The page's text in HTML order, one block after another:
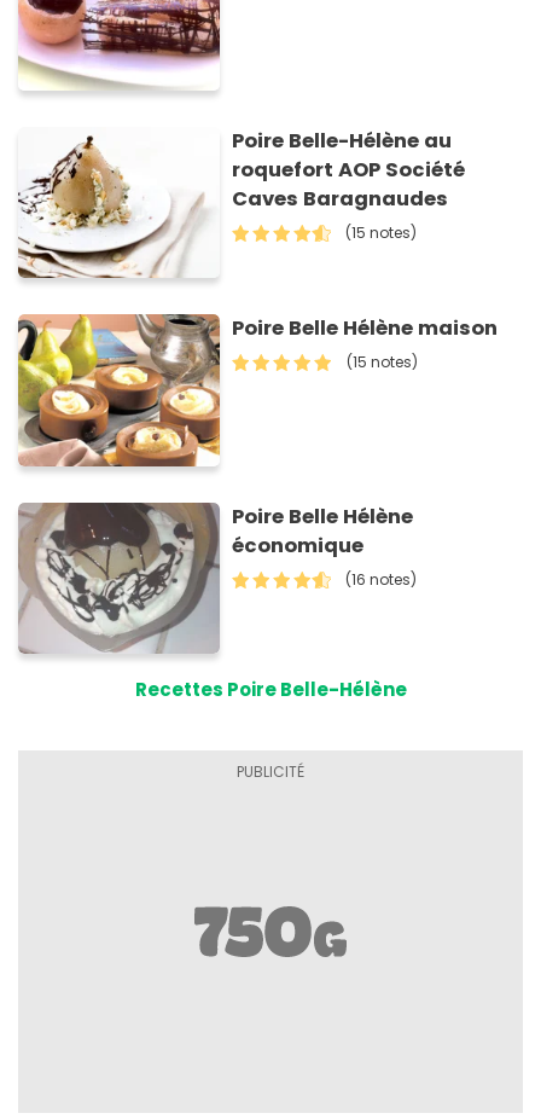
Poire Belle-Hélène au
roquefort AOP Société
Caves Baragnaudes
(15 notes)
Poire Belle Hélène maison
(15 notes)
Poire Belle Hélène
économique
(16 notes)
Recettes Poire Belle-Hélène